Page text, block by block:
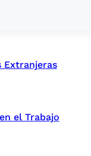
Extranjeras
el Trabajo